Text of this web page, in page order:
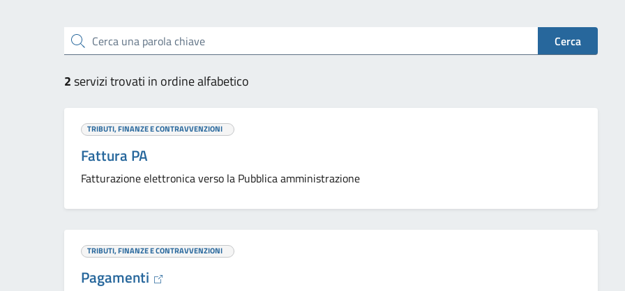
Cerca una parola chiave Cerca
2servizi trovati in ordine alfabetico
TRIBUTI, FINANZE E CONTRAVVENZIONI
Fattura PA
Fatturazione elettronica verso la Pubblica amministrazione
TRIBUTI, FINANZE E CONTRAVVENZIONI
Pagamenti